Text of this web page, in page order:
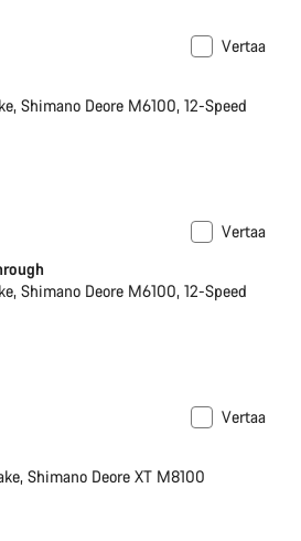
Vertaa
Shimano Deore M6100, 12-Speed
Vertaa
Shimano Deore M6100, 12-Speed
Vertaa
Shimano Deore XT M8100